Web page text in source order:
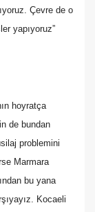
Çevre de o
yapıyoruz”
hoyratça
de bundan
problemini
Marmara
bu yana
Kocaeli